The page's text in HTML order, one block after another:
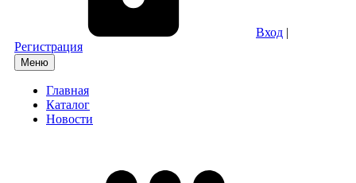
Вход |
Регистрация
Меню
Главная
Каталог
Новости